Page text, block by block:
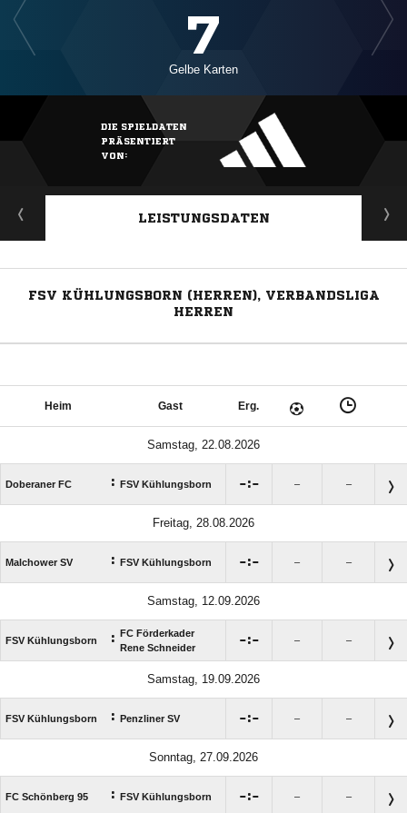
7
Gelbe Karten
DIE SPIELDATEN
PRÄSENTIERT
VON:
LEISTUNGSDATEN
FSV KÜHLUNGSBORN (HERREN), VERBANDSLIGA
HERREN
Heim Gast Erg.
Samstag, 22.08.2026
Doberaner FC : FSV Kühlungsborn : – –
Freitag, 28.08.2026
Malchower SV : FSV Kühlungsborn : – –
Samstag, 12.09.2026
FSV Kühlungsborn :
FC Förderkader
Rene Schneider
: – –
Samstag, 19.09.2026
FSV Kühlungsborn : Penzliner SV : – –
Sonntag, 27.09.2026
FC Schönberg 95 : FSV Kühlungsborn : – –